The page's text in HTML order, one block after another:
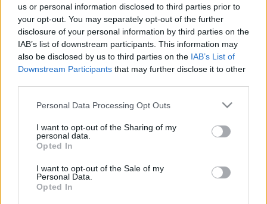
us or personal information disclosed to third parties prior to
your opt-out. You may separately opt-out of the further
disclosure of your personal information by third parties on the
IAB’s list of downstream participants. This information may
also be disclosed by us to third parties on the IAB’s List of
Downstream Participants that may further disclose it to other
Please note that this website/app uses one or more Google
not limited to your visit or usage behaviour. You may click to
grant or deny consent to Google and its third-party tags to
use your data for below specified purposes in below Google
consent section.
Personal Data Processing Opt Outs
I want to opt-out of the Sharing of my
personal data.
Opted In
I want to opt-out of the Sale of my
Personal Data.
Opted In
M4 Sport
20.00: Labdarúgás, OTP Bank Liga, Kecskeméti
TE-DVSC, ÉLŐ
Sport 1
19.00 BEK, Döntő, 1974., Bayern München - Atlético
Madrid, 2. mérkőzés
Vicente-Benfica, ÉLŐ